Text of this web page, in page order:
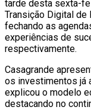
tarde desta sexta-
Transição Digital de
fechando as
experiências de
respectivamente.
Casagrande
os investimentos já
explicou o modelo
destacando no